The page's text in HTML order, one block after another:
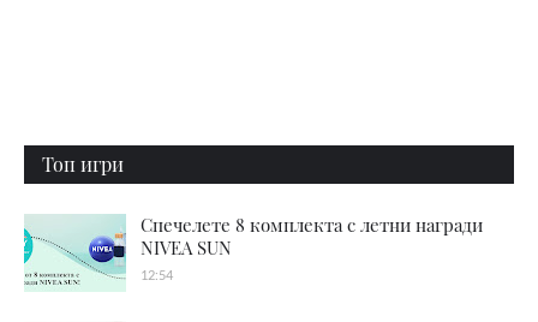
Топ игри
Спечелете 8 комплекта с летни награди
NIVEA SUN
12:54